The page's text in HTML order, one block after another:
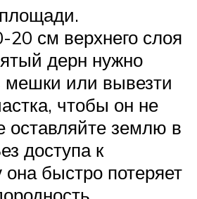
20 см верхнего слоя
дерн нужно
мешки или вывезти
чтобы он не
землю в
доступа к
она быстро потеряет